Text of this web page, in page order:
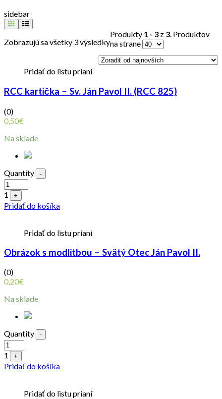
sidebar
Zobrazujú sa všetky 3 výsledky
Produkty 1 - 3 z 3. Produktov
na strane
Pridať do listu prianí
RCC kartička – Sv. Ján Pavol II. (RCC 825)
(0)
0,50€
Na sklade
Quantity -
1 +
Pridať do košíka
Pridať do listu prianí
Obrázok s modlitbou – Svätý Otec Ján Pavol II.
(0)
0,20€
Na sklade
Quantity -
1 +
Pridať do košíka
Pridať do listu prianí